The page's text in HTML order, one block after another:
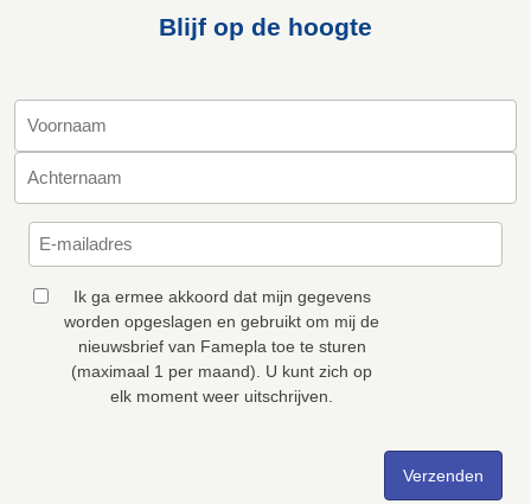
Blijf op de hoogte
Ik ga ermee akkoord dat mijn gegevens
worden opgeslagen en gebruikt om mij de
nieuwsbrief van Famepla toe te sturen
(maximaal 1 per maand). U kunt zich op
elk moment weer uitschrijven.